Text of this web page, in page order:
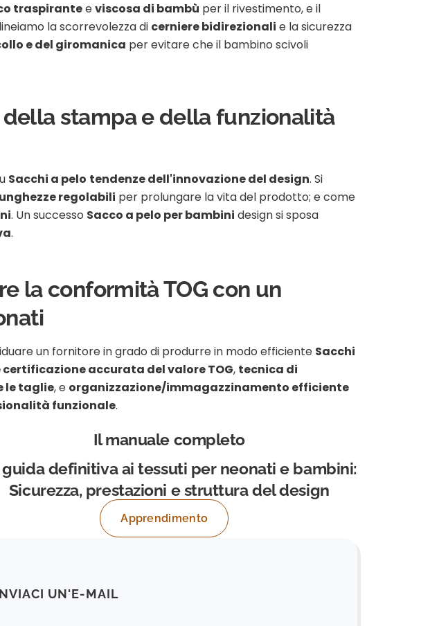
traspiranteeviscosa di bambù per il rivestimento, e il
la scorrevolezza di cerniere bidirezionali e la sicurezza
e del giromanica per evitare che il bambino scivoli
stampa e della funzionalità
Sacchi a pelo tendenze dell'innovazione del design. Si
regolabili per prolungare la vita del prodotto; e come
. Un successo Sacco a pelo per bambini design si sposa
.
la conformità TOG con un
un fornitore in grado di produrre in modo efficiente Sacchi
accurata del valore TOG, tecnica di
le taglie, e organizzazione/immagazzinamento efficiente
funzionale.
Il manuale completo
guida definitiva ai tessuti per neonati e bambini:
Sicurezza, prestazioni e struttura del design
Apprendimento
UN'E-MAIL